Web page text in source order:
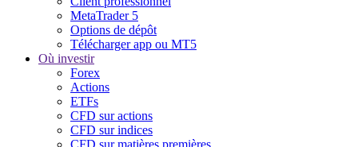
MetaTrader 5
Options de dépôt
Télécharger app ou MT5
Où investir
Forex
Actions
ETFs
CFD sur actions
CFD sur indices
CFD sur matières premières